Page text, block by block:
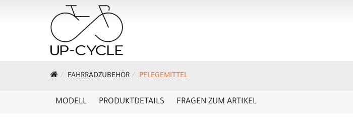
FAHRRADZUBEHÖR PFLEGEMITTEL
MODELL PRODUKTDETAILS FRAGEN ZUM ARTIKEL